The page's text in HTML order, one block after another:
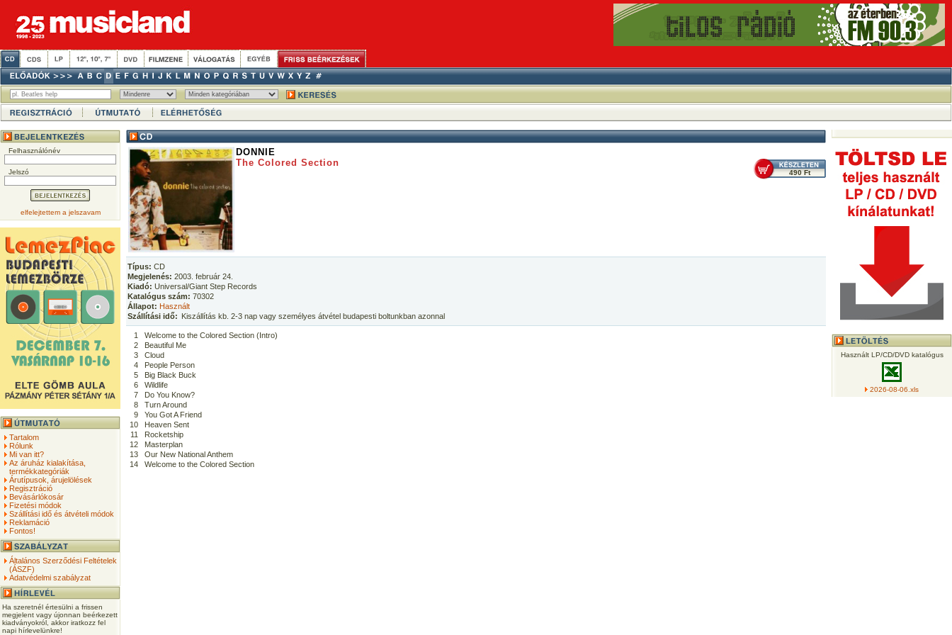
Felhasználónév
Jelszó
elfelejtettem a jelszavam
Tartalom
Rólunk
Mi van itt?
Az áruház kialakítása,
termékkategóriák
Árutípusok, árujelölések
Regisztráció
Bevásárlókosár
Fizetési módok
Szállítási idő és átvételi módok
Reklamáció
Fontos!
Általános Szerződési Feltételek
(ÁSZF)
Adatvédelmi szabályzat
Ha szeretnél értesülni a frissen
megjelent vagy újonnan beérkezett
kiadványokról, akkor iratkozz fel
napi hírlevelünkre!
DONNIE
The Colored Section
490 Ft
Típus: CD
Megjelenés: 2003. február 24.
Kiadó: Universal/Giant Step Records
Katalógus szám: 70302
Állapot: Használt
Szállítási idő: Kiszállítás kb. 2-3 nap vagy személyes átvétel budapesti boltunkban azonnal
1
Welcome to the Colored Section (Intro)
2
Beautiful Me
3
Cloud
4
People Person
5
Big Black Buck
6
Wildlife
7
Do You Know?
8
Turn Around
9
You Got A Friend
10
Heaven Sent
11
Rocketship
12
Masterplan
13
Our New National Anthem
14
Welcome to the Colored Section
Használt LP/CD/DVD katalógus
2026-08-06.xls